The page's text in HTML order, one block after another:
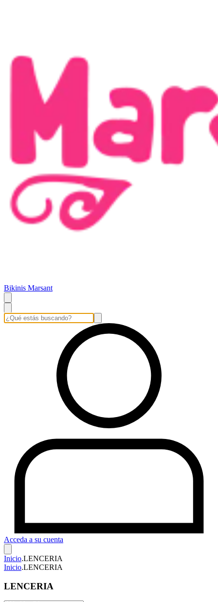
Bikinis Marsant
Acceda a su cuenta
Inicio.LENCERIA
Inicio.LENCERIA
LENCERIA